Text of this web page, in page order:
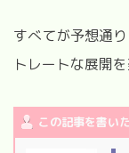
すべてが予想通
トレートな展開
この記事を書い